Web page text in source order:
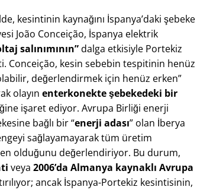
kesintinin kaynağını İspanya’daki şebeke
João Conceição, İspanya elektrik
salınımının”dalga etkisiyle Portekiz
Conceição, kesin sebebin tespitinin henüz
değerlendirmek için henüz erken”
olayın enterkonekte şebekedeki bir
işaret ediyor. Avrupa Birliği enerji
bağlı bir “enerji adası” olan İberya
sağlayamayarak tüm üretim
olduğunu değerlendiriyor. Bu durum,
veya 2006’da Almanya kaynaklı Avrupa
ancak İspanya-Portekiz kesintisinin,